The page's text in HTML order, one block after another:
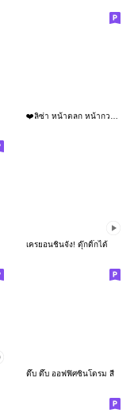
เครยอนชินจัง! ดุ๊กดิ๊กได้
ดึ๊บ ดึ๊บ ออฟฟิศซินโดรม สี่